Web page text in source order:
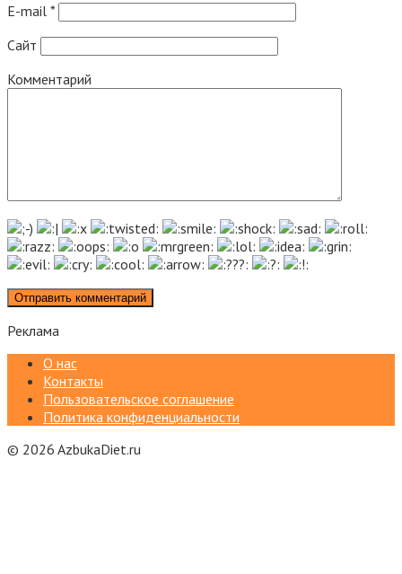
E-mail *
Сайт
Комментарий
Реклама
О нас
Контакты
Пользовательское соглашение
Политика конфиденциальности
© 2026 AzbukaDiet.ru